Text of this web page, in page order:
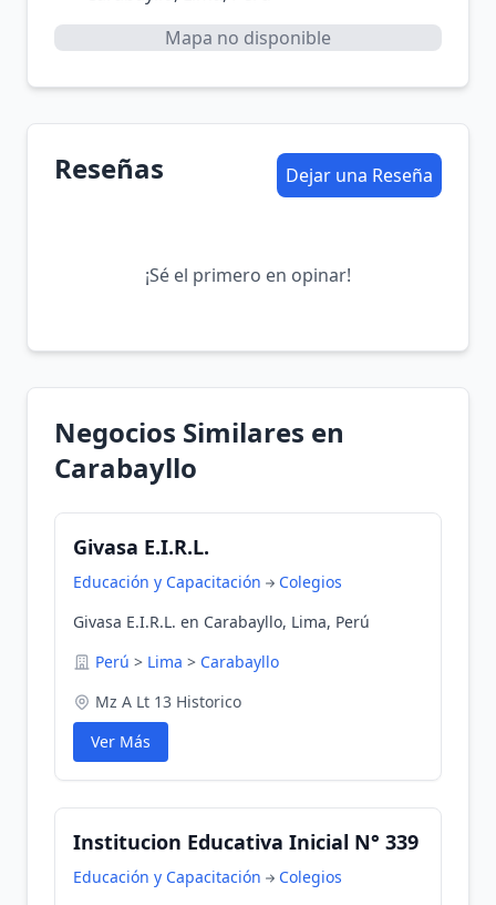
Mapa no disponible
Reseñas Dejar una Reseña
¡Sé el primero en opinar!
Negocios Similares en
Carabayllo
Givasa E.I.R.L.
Educación y Capacitación
Colegios
Givasa E.I.R.L. en Carabayllo, Lima, Perú
Perú > Lima > Carabayllo
Mz A Lt 13 Historico
Ver Más
Institucion Educativa Inicial N° 339
Educación y Capacitación
Colegios